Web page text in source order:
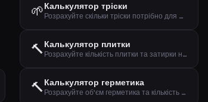
🌱Калькулятор тріски
Розрахуйте скільки тріски потрібно для покриття доріжок та клумб
🔨Калькулятор плитки
Розрахуйте кількість плитки та затирки на основі площі та розміру плитки
🔨Калькулятор герметика
Розрахуйте об'єм герметика та кількість картриджів на основі розмірів шва